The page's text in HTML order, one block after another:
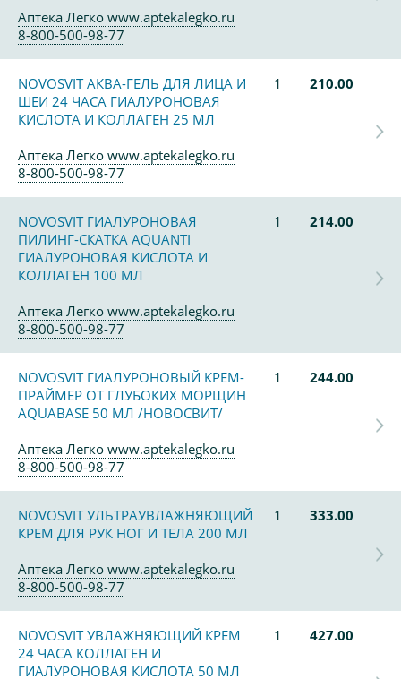
Аптека Легко www.aptekalegko.ru
8-800-500-98-77
NOVOSVIT АКВА-ГЕЛЬ ДЛЯ ЛИЦА И
ШЕИ 24 ЧАСА ГИАЛУРОНОВАЯ
КИСЛОТА И КОЛЛАГЕН 25 МЛ
1 210.00
Аптека Легко www.aptekalegko.ru
8-800-500-98-77
NOVOSVIT ГИАЛУРОНОВАЯ
ПИЛИНГ-СКАТКА AQUANTI
ГИАЛУРОНОВАЯ КИСЛОТА И
КОЛЛАГЕН 100 МЛ
1 214.00
Аптека Легко www.aptekalegko.ru
8-800-500-98-77
NOVOSVIT ГИАЛУРОНОВЫЙ КРЕМ-
ПРАЙМЕР ОТ ГЛУБОКИХ МОРЩИН
AQUABASE 50 МЛ /НОВОСВИТ/
1 244.00
Аптека Легко www.aptekalegko.ru
8-800-500-98-77
NOVOSVIT УЛЬТРАУВЛАЖНЯЮЩИЙ
КРЕМ ДЛЯ РУК НОГ И ТЕЛА 200 МЛ
1 333.00
Аптека Легко www.aptekalegko.ru
8-800-500-98-77
NOVOSVIT УВЛАЖНЯЮЩИЙ КРЕМ
24 ЧАСА КОЛЛАГЕН И
ГИАЛУРОНОВАЯ КИСЛОТА 50 МЛ
1 427.00